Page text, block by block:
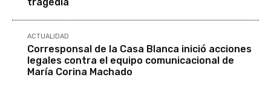
tragedia
ACTUALIDAD
Corresponsal de la Casa Blanca inició acciones
legales contra el equipo comunicacional de
María Corina Machado